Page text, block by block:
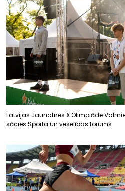
Latvijas Jaunatnes X Olimpiāde
sācies Sporta un veselības forums